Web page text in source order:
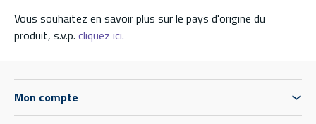
Vous souhaitez en savoir plus sur le pays d'origine du
produit, s.v.p. cliquez ici.
Mon compte